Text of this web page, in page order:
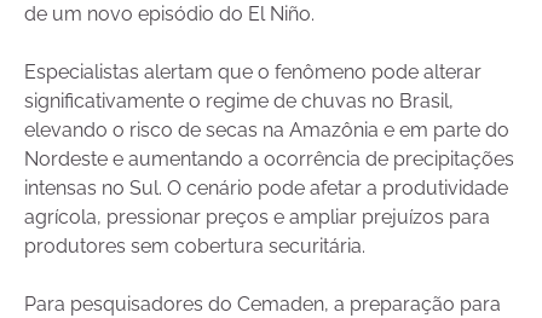
de um novo episódio do El Niño.
Especialistas alertam que o fenômeno pode alterar
significativamente o regime de chuvas no Brasil,
elevando o risco de secas na Amazônia e em parte do
Nordeste e aumentando a ocorrência de precipitações
intensas no Sul. O cenário pode afetar a produtividade
agrícola, pressionar preços e ampliar prejuízos para
produtores sem cobertura securitária.
Para pesquisadores do Cemaden, a preparação para